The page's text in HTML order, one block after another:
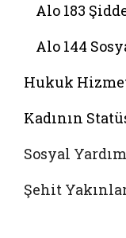
Alo 183
Alo 144
Hukuk
Kadının
Sosyal
Şehit